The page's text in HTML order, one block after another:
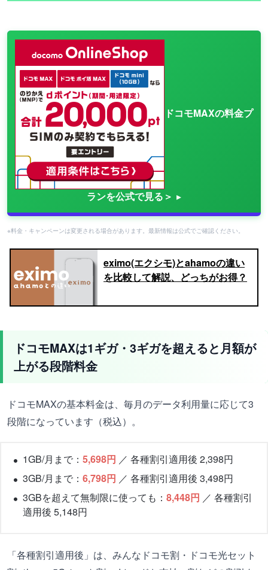
ドコモMAXの料金プ
ランを公式で見る＞
※料金・キャンペーンは変更される場合があります。最新情報は公式でご確認ください。
eximo(エクシモ)とahamoの違い
を比較して解説、どっちがお得？
ドコモMAXは1ギガ・3ギガを超えると月額が
上がる段階料金
ドコモMAXの基本料金は、毎月のデータ利用量に応じて3
段階になっています（税込）。
1GB/月まで： 5,698円 ／ 各種割引適用後 2,398円
3GB/月まで： 6,798円 ／ 各種割引適用後 3,498円
3GBを超えて無制限に使っても： 8,448円 ／ 各種割引
適用後 5,148円
「各種割引適用後」は、みんなドコモ割・ドコモ光セット